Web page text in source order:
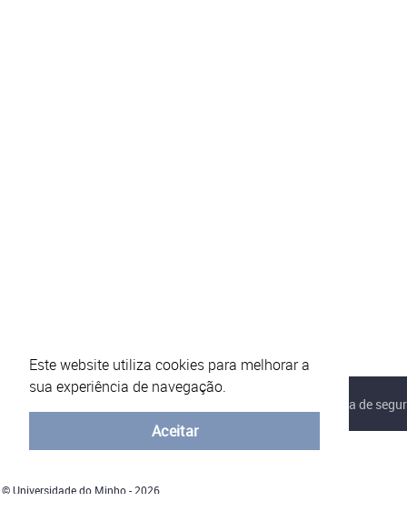
Este website utiliza cookies para melhorar a
sua experiência de navegação.
Aceitar
Política de
© Universidade do Minho - 2026